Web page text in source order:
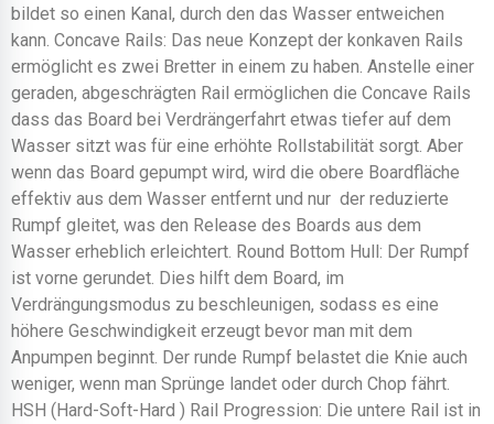
bildet so einen Kanal, durch den das Wasser entweichen
kann. Concave Rails: Das neue Konzept der konkaven Rails
ermöglicht es zwei Bretter in einem zu haben. Anstelle einer
geraden, abgeschrägten Rail ermöglichen die Concave Rails
dass das Board bei Verdrängerfahrt etwas tiefer auf dem
Wasser sitzt was für eine erhöhte Rollstabilität sorgt. Aber
wenn das Board gepumpt wird, wird die obere Boardfläche
effektiv aus dem Wasser entfernt und nur der reduzierte
Rumpf gleitet, was den Release des Boards aus dem
Wasser erheblich erleichtert. Round Bottom Hull: Der Rumpf
ist vorne gerundet. Dies hilft dem Board, im
Verdrängungsmodus zu beschleunigen, sodass es eine
höhere Geschwindigkeit erzeugt bevor man mit dem
Anpumpen beginnt. Der runde Rumpf belastet die Knie auch
weniger, wenn man Sprünge landet oder durch Chop fährt.
HSH (Hard-Soft-Hard ) Rail Progression: Die untere Rail ist in